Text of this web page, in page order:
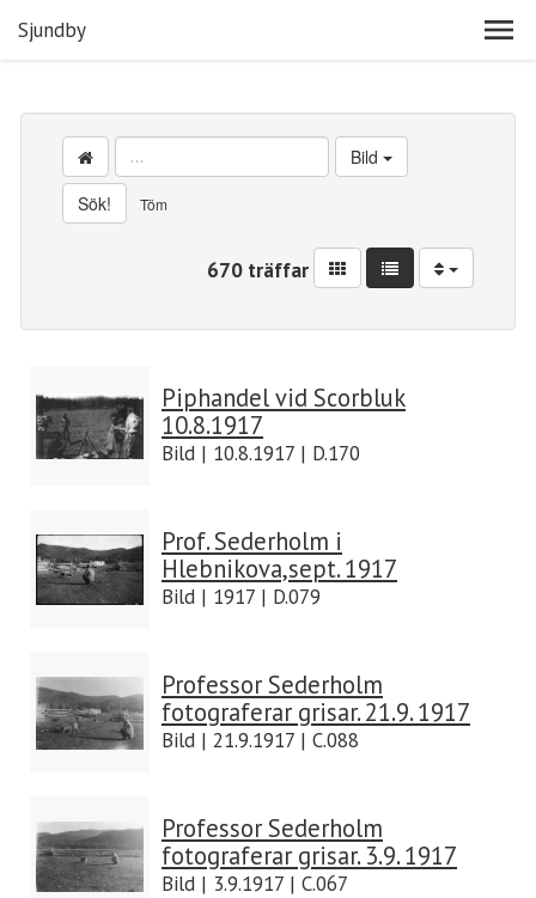
Sjundby
Bild
Sök!
Töm
670 träffar
Piphandel vid Scorbluk
10.8.1917
Bild | 10.8.1917 | D.170
Prof. Sederholm i
Hlebnikova,sept. 1917
Bild | 1917 | D.079
Professor Sederholm
fotograferar grisar. 21.9. 1917
Bild | 21.9.1917 | C.088
Professor Sederholm
fotograferar grisar. 3.9. 1917
Bild | 3.9.1917 | C.067